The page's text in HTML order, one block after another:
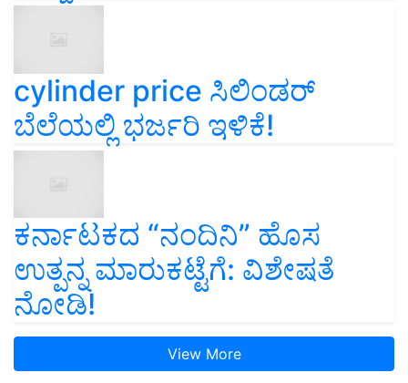
cylinder price ಸಿಲಿಂಡರ್‌
ಬೆಲೆಯಲ್ಲಿ ಭರ್ಜರಿ ಇಳಿಕೆ!
ಕರ್ನಾಟಕದ “ನಂದಿನಿ” ಹೊಸ
ಉತ್ಪನ್ನ ಮಾರುಕಟ್ಟೆಗೆ: ವಿಶೇಷತೆ
ನೋಡಿ!
View More